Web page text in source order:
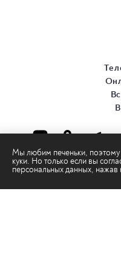
Мы любим печеньки,
куки. Но только если вы
персональных данных, нажав